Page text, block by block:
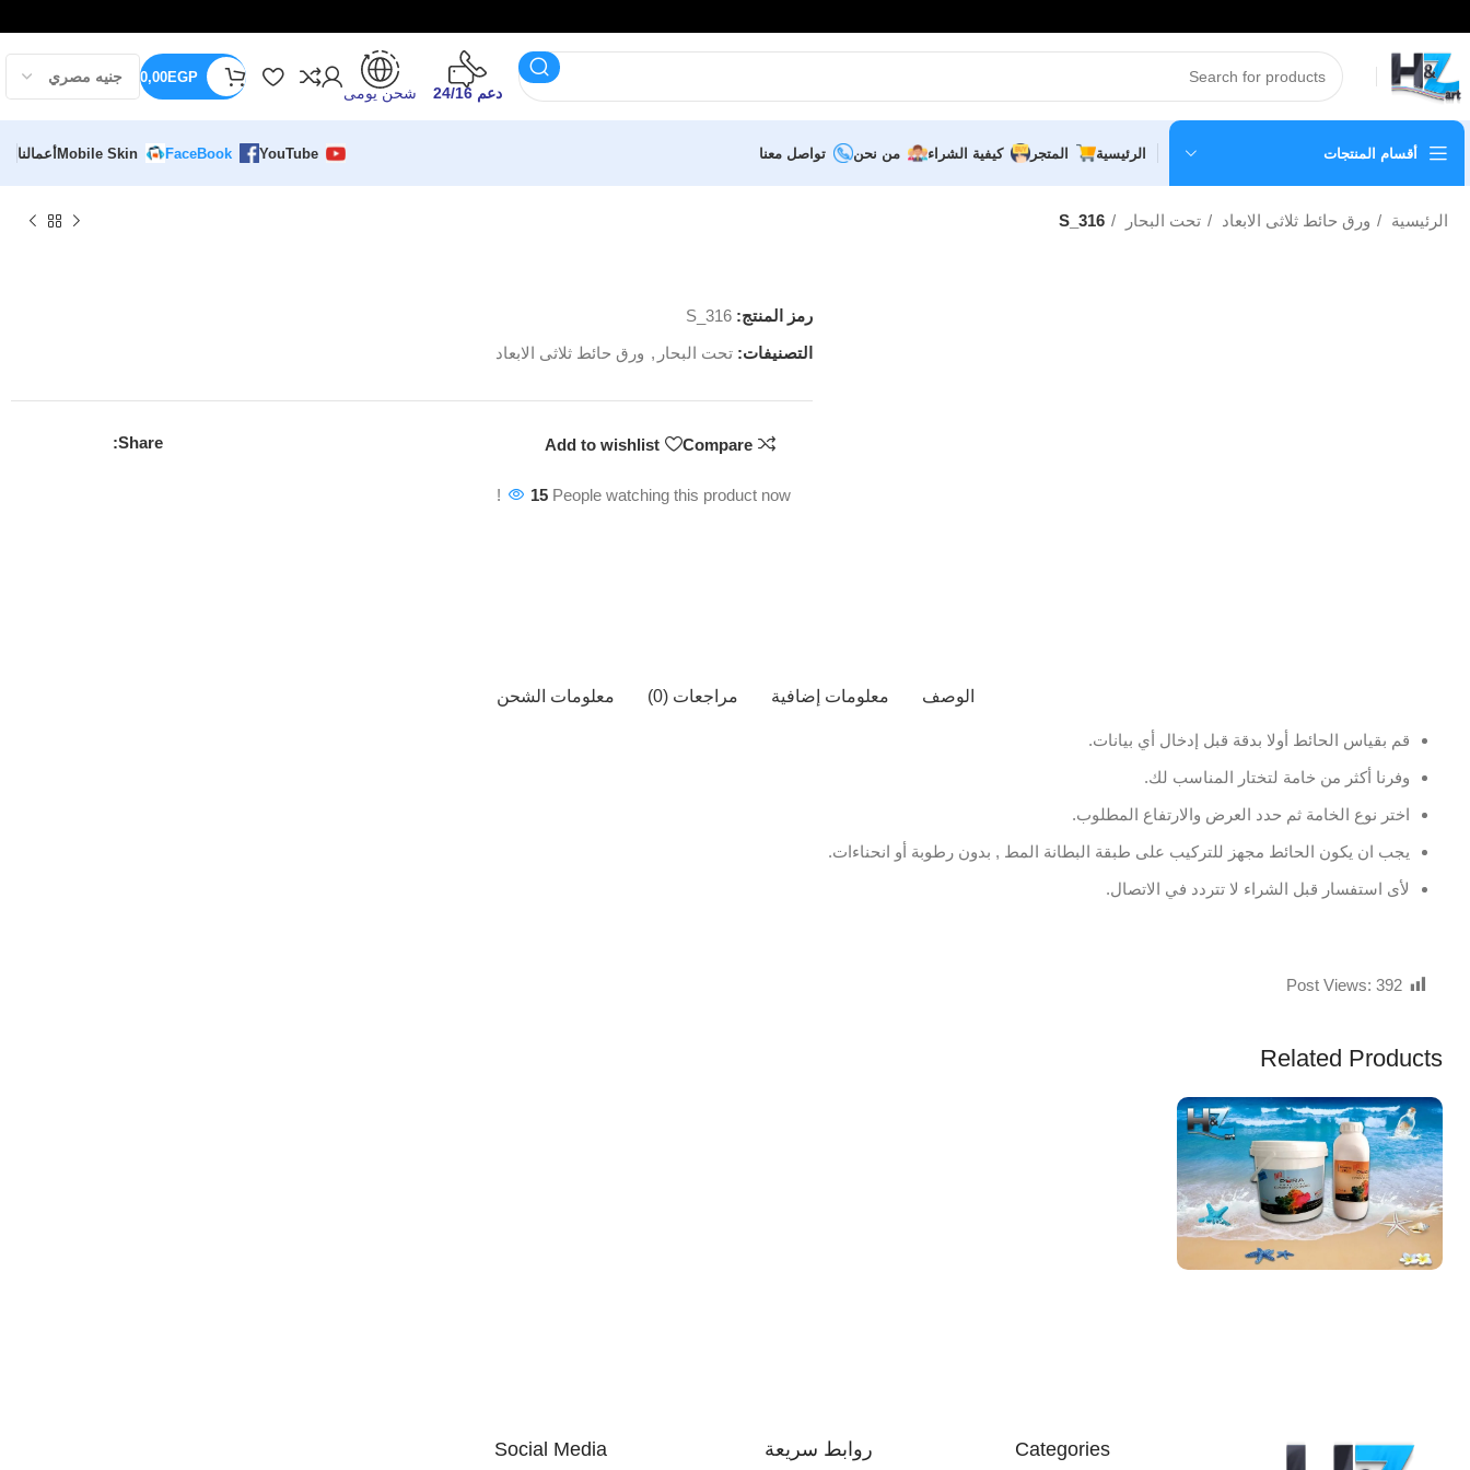
دعم 24/16 شحن يومى
0,00EGP
أقسام المنتجات الرئيسية المتجر كيفية الشراء من نحن تواصل معنا YouTube
FaceBook
Mobile Skinأعمالنا
الرئيسية ورق حائط ثلاثى الابعاد تحت البحار S_316
رمز المنتج: S_316
التصنيفات: تحت البحار , ورق حائط ثلاثى الابعاد
Compare
Add to wishlist
Share:
15 People watching this product now!
الوصف معلومات إضافية مراجعات (0) معلومات الشحن
قم بقياس الحائط أولا بدقة قبل إدخال أي بيانات.
وفرنا أكثر من خامة لتختار المناسب لك.
اختر نوع الخامة ثم حدد العرض والارتفاع المطلوب.
يجب ان يكون الحائط مجهز للتركيب على طبقة البطانة المط , بدون رطوبة أو انحناءات.
لأى استفسار قبل الشراء لا تتردد في الاتصال.
Post Views: 392
Related Products
Categories روابط سريعة Social Media